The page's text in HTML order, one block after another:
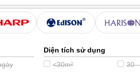
Diện tích sử dụng
<30m²
30 -